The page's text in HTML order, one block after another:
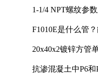
1-1/4 NPT螺纹参
F1010E是什么管
20x40x2镀锌方管
抗渗混凝土中P6